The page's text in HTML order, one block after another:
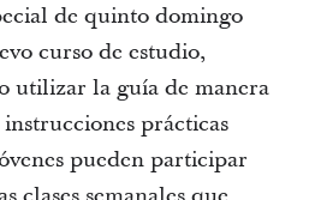
de quinto domingo
curso de estudio,
utilizar la guía de manera
prácticas
pueden participar